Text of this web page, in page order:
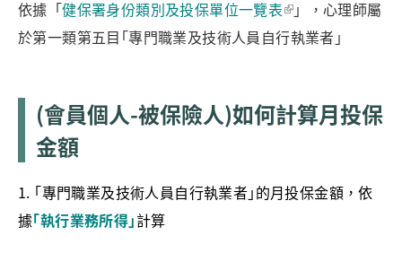
搜尋表單
依據「健保署身份類別及投保單位一覽表
」，心理師屬
於第一類第五目｢專門職業及技術人員自行執業者｣
(會員個人-被保險人)如何計算月投保
金額
1. ｢專門職業及技術人員自行執業者｣的月投保金額，依
據｢執行業務所得｣計算